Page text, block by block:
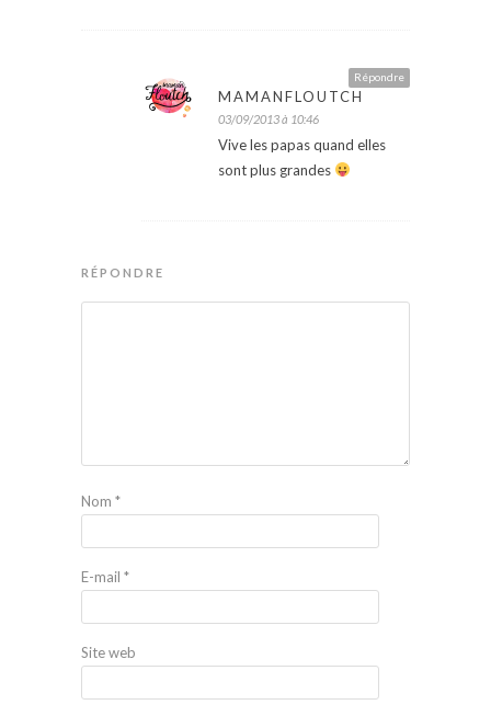
Répondre
MAMANFLOUTCH
03/09/2013 à 10:46
Vive les papas quand elles
sont plus grandes
RÉPONDRE
Nom *
E-mail *
Site web